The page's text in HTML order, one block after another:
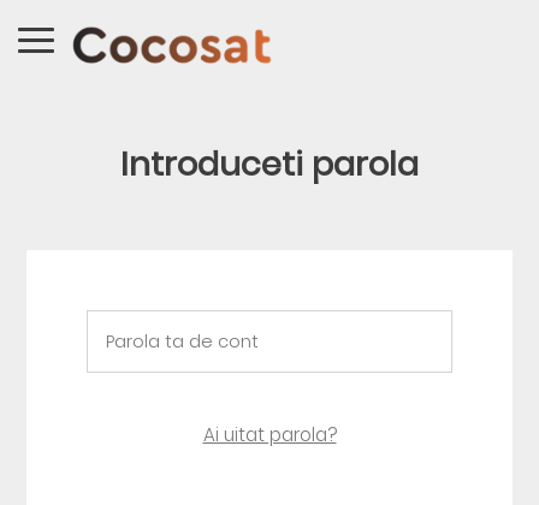
Introduceti parola
Ai uitat parola?